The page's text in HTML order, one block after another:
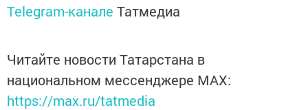
Telegram-канале Татмедиа
Читайте новости Татарстана в
национальном мессенджере MАХ:
https://max.ru/tatmedia